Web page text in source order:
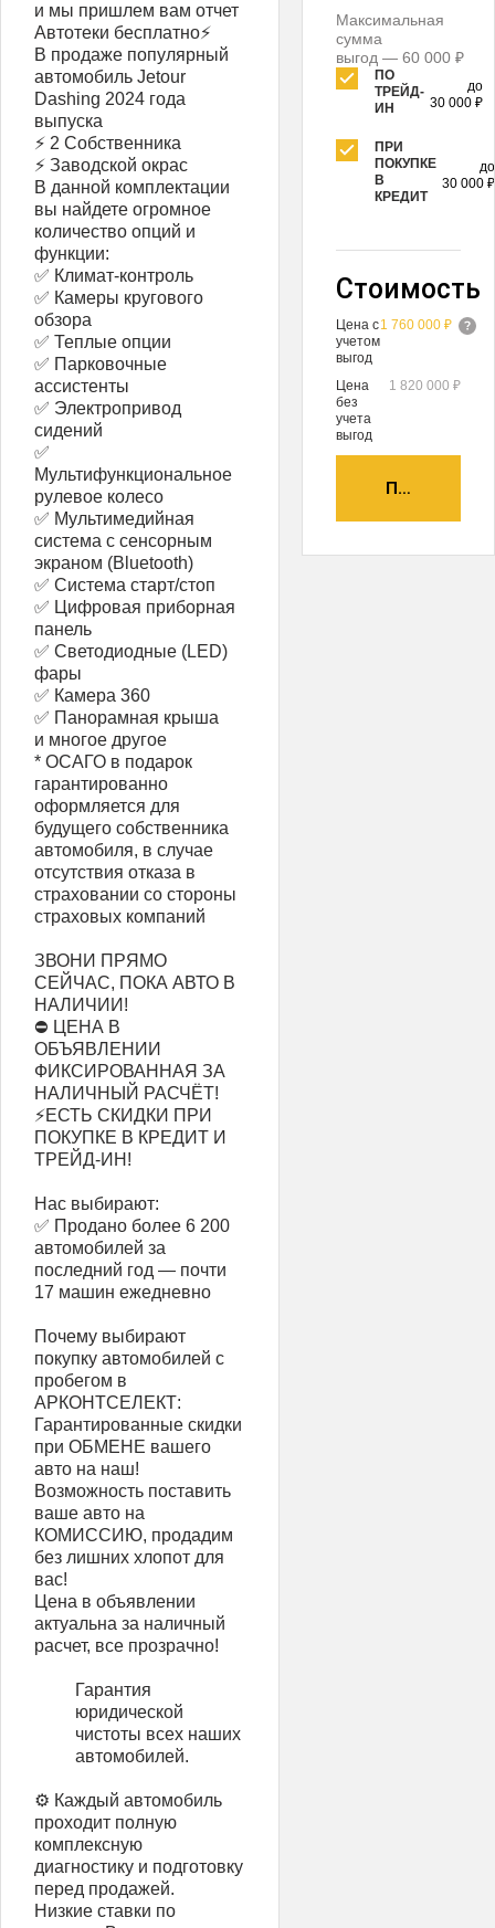
и мы пришлем вам отчет
Автотеки бесплатно⚡
В продаже популярный
автомобиль Jetour
Dashing 2024 года
выпуска
⚡ 2 Собственника
⚡ Заводской окрас
В данной комплектации
вы найдете огромное
количество опций и
функции:
✅ Климат-контроль
✅ Камеры кругового
обзора
✅ Теплые опции
✅ Парковочные
ассистенты
✅ Электропривод
сидений
✅
Мультифункциональное
рулевое колесо
✅ Мультимедийная
система с сенсорным
экраном (Bluetooth)
✅ Система старт/стоп
✅ Цифровая приборная
панель
✅ Светодиодные (LED)
фары
✅ Камера 360
✅ Панорамная крыша
и многое другое
* ОСАГО в подарок
гарантированно
оформляется для
будущего собственника
автомобиля, в случае
отсутствия отказа в
страховании со стороны
страховых компаний
ЗВОНИ ПРЯМО
СЕЙЧАС, ПОКА АВТО В
НАЛИЧИИ!
⛔ ЦЕНА В
ОБЪЯВЛЕНИИ
ФИКСИРОВАННАЯ ЗА
НАЛИЧНЫЙ РАСЧЁТ!
⚡ЕСТЬ СКИДКИ ПРИ
ПОКУПКЕ В КРЕДИТ И
ТРЕЙД-ИН!
Нас выбирают:
✅ Продано более 6 200
автомобилей за
последний год — почти
17 машин ежедневно
Почему выбирают
покупку автомобилей с
пробегом в
АРКОНТСЕЛЕКТ:
Гарантированные скидки
при ОБМЕНЕ вашего
авто на наш!
Возможность поставить
ваше авто на
КОМИССИЮ, продадим
без лишних хлопот для
вас!
Цена в объявлении
актуальна за наличный
расчет, все прозрачно!
Гарантия
юридической
чистоты всех наших
автомобилей.
⚙️ Каждый автомобиль
проходит полную
комплексную
диагностику и подготовку
перед продажей.
Низкие ставки по
Максимальная
сумма
выгод — 60 000 ₽
ПО
ТРЕЙД-
ИН
до
30 000 ₽
ПРИ
ПОКУПКЕ
В
КРЕДИТ
до
30 000 ₽
Стоимость
Цена с
учетом
выгод
1 760 000 ₽
Цена
без
учета
выгод
1 820 000 ₽
ПОЛУЧИТЬ